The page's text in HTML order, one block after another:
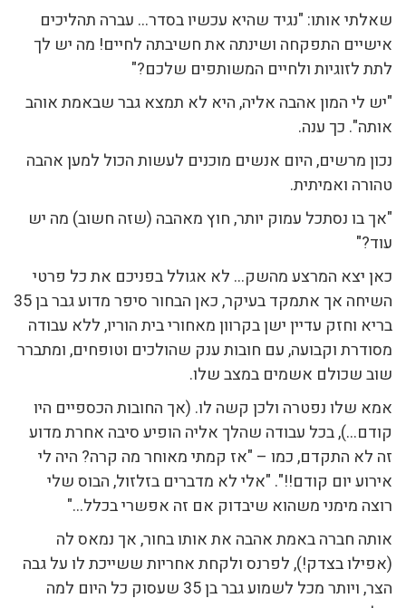
שאלתי אותו: "נגיד שהיא עכשיו בסדר… עברה תהליכים
אישיים התפקחה ושינתה את חשיבתה לחיים! מה יש לך
לתת לזוגיות ולחיים המשותפים שלכם?"
"יש לי המון אהבה אליה, היא לא תמצא גבר שבאמת אוהב
אותה". כך ענה.
נכון מרשים, היום אנשים מוכנים לעשות הכול למען אהבה
טהורה ואמיתית.
"אך בו נסתכל עמוק יותר, חוץ מאהבה (שזה חשוב) מה יש
עוד?"
כאן יצא המרצע מהשק… לא אגולל בפניכם את כל פרטי
השיחה אך אתמקד בעיקר, כאן הבחור סיפר מדוע גבר בן 35
בריא וחזק עדיין ישן בקרוון מאחורי בית הוריו, ללא עבודה
מסודרת וקבועה, עם חובות ענק שהולכים וטופחים, ומתברר
שוב שכולם אשמים במצב שלו.
אמא שלו נפטרה ולכן קשה לו. (אך החובות הכספיים היו
קודם…), בכל עבודה שהלך אליה הופיע סיבה אחרת מדוע
זה לא התקדם, כמו – "אז קמתי מאוחר מה קרה? היה לי
אירוע יום קודם!!". "אלי לא מדברים בזלזול, הבוס שלי
רוצה מימני משהוא שיבדוק אם זה אפשרי בכלל…"
אותה חברה באמת אהבה את אותו בחור, אך נמאס לה
(אפילו בצדק!), לפרנס ולקחת אחריות ששייכת לו על גבה
הצר, ויותר מכל לשמוע גבר בן 35 שעסוק כל היום למה